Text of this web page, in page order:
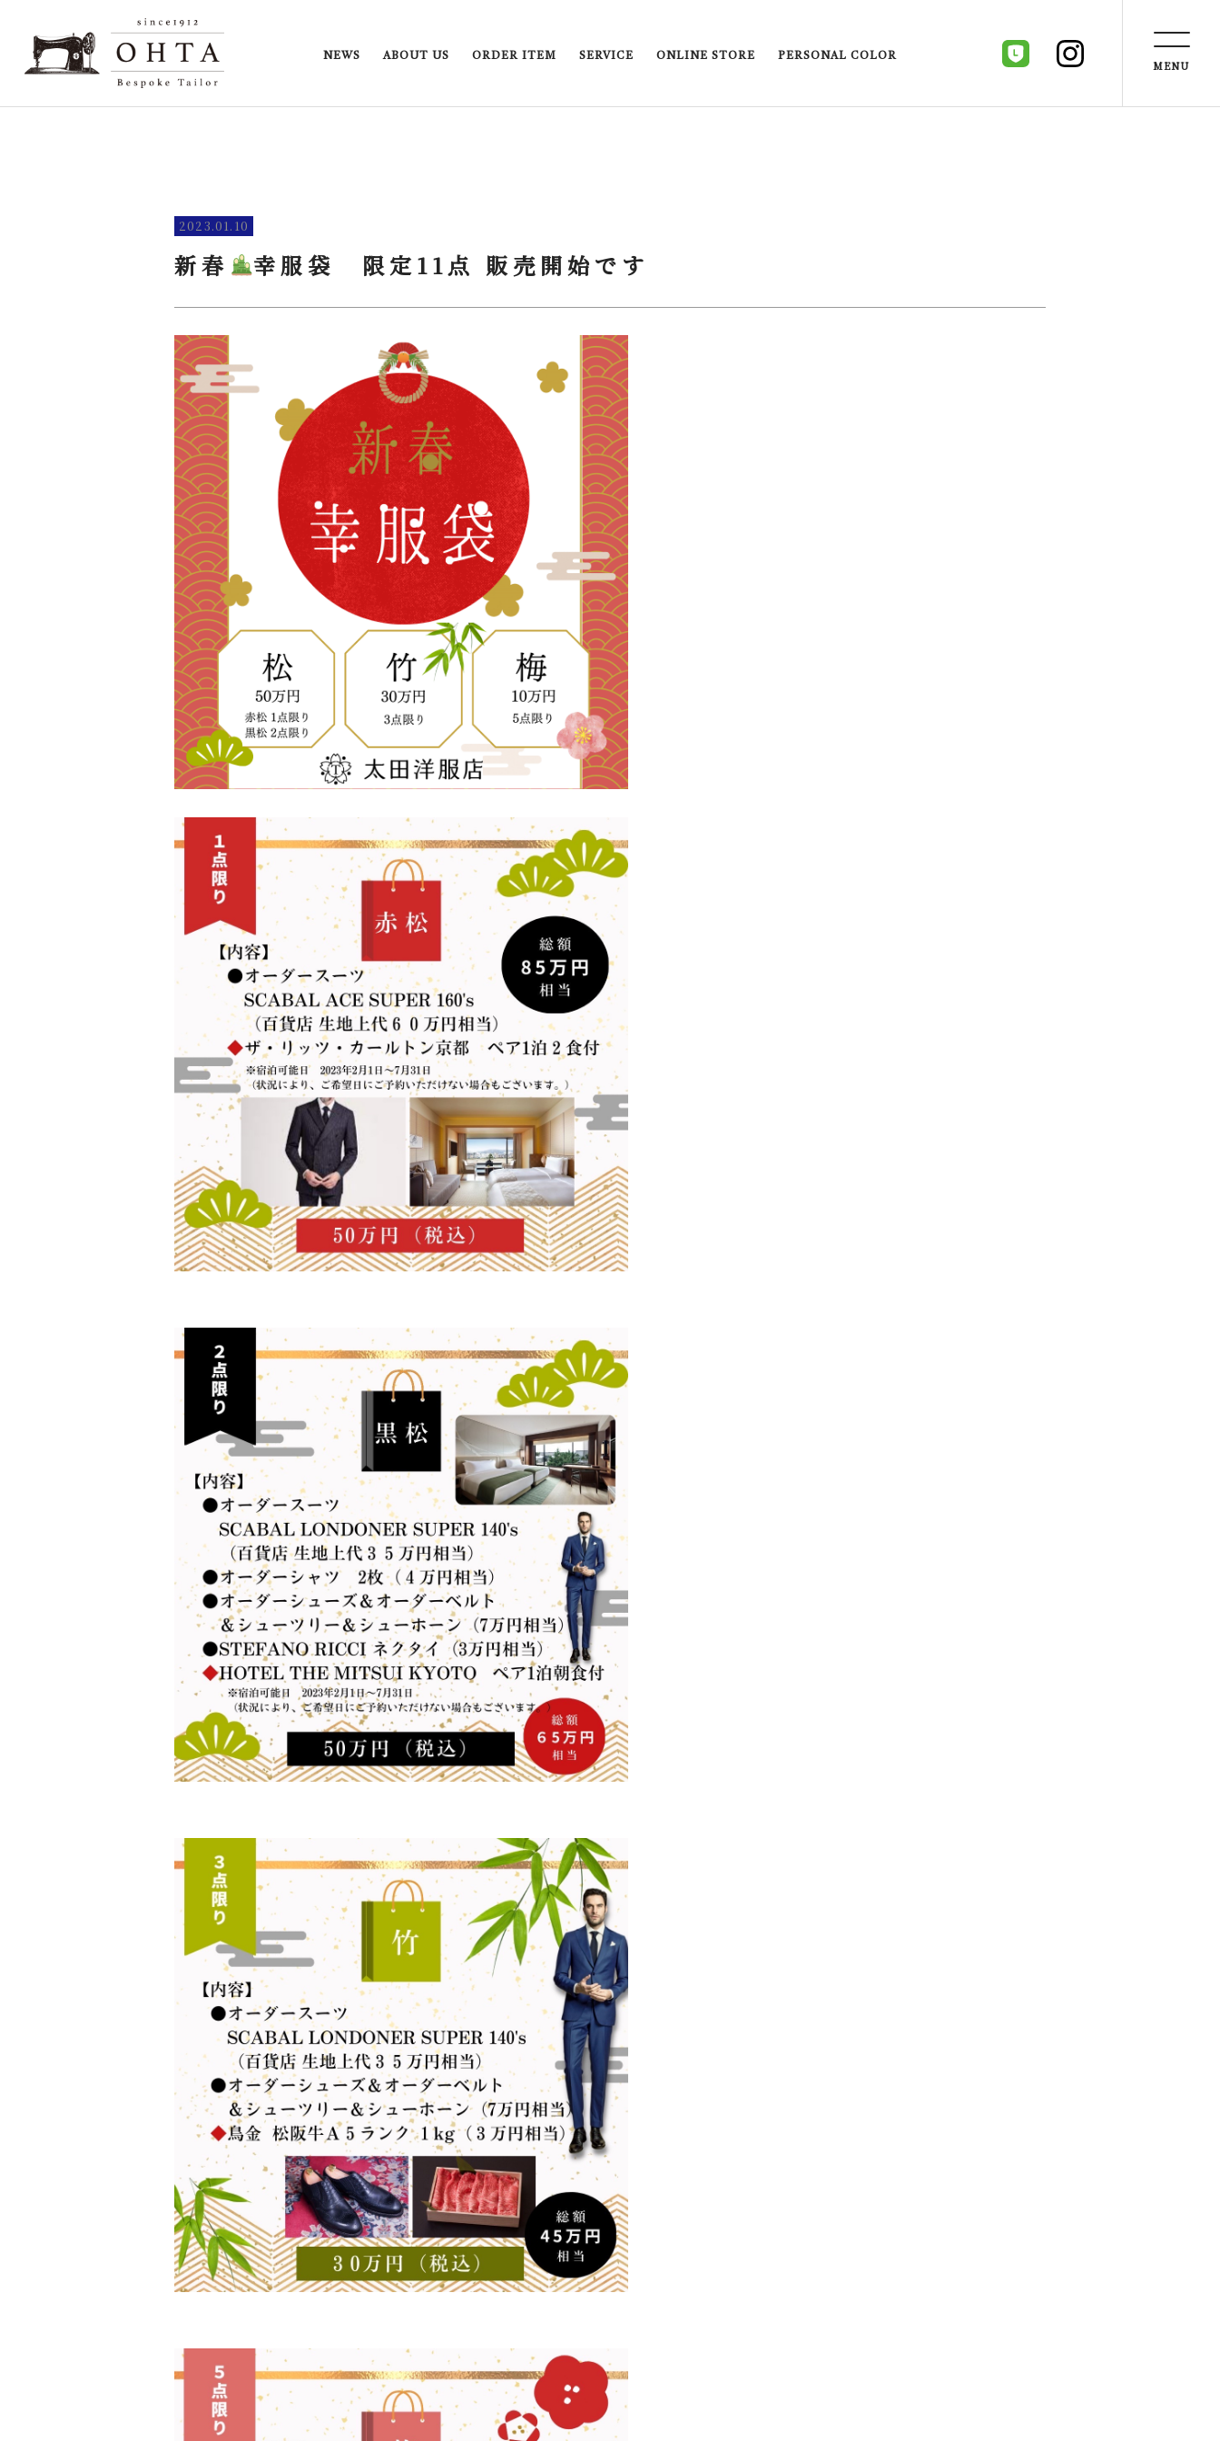
NEWS ABOUT US ORDER ITEM SERVICE ONLINE STORE PERSONAL COLOR
TOP トップ
ABOUT US 太田洋服店とは
SERVICE 事業内容
© 2021-2026 OHTA. All Rights Reserved.
ONLINE STORE
ORDER ITEM
SHOP INFO
2023.01.10
新春 幸服袋 限定11点 販売開始です